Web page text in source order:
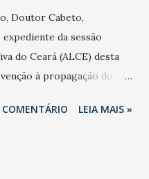
Doutor Cabeto,
da sessão
do Ceará (ALCE) desta
à propagação do
na contenção daLEIA MAIS »